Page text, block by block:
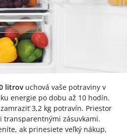
litrovuchová vaše potraviny v
energie po dobu až 10 hodín.
3,2 kg potravín. Priestor
transparentnými zásuvkami.
ak prinesiete veľký nákup,